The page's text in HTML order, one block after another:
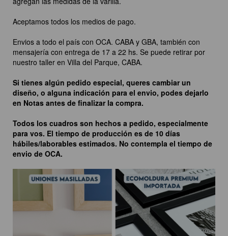
Aceptamos todos los medios de pago.
Envios a todo el país con OCA. CABA y GBA, también con
mensajería con entrega de 17 a 22 hs. Se puede retirar por
nuestro taller en Villa del Parque, CABA.
Si tienes algún pedido especial, queres cambiar un
diseño, o alguna indicación para el envio, podes dejarlo
en Notas antes de finalizar la compra.
Todos los cuadros son hechos a pedido, especialmente
para vos. El tiempo de producción es de 10 días
hábiles/laborables estimados. No contempla el tiempo de
envio de OCA.